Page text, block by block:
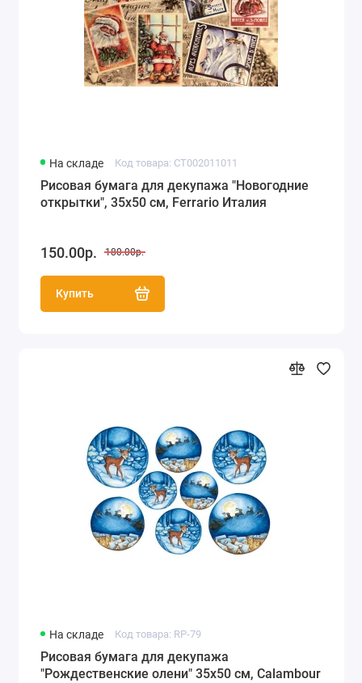
На складе Код товара: CT002011011
Рисовая бумага для декупажа "Новогодние
открытки", 35х50 см, Ferrario Италия
150.00р. 180.00р.
Купить
На складе Код товара: RP-79
Рисовая бумага для декупажа
"Рождественские олени" 35х50 см, Calambour